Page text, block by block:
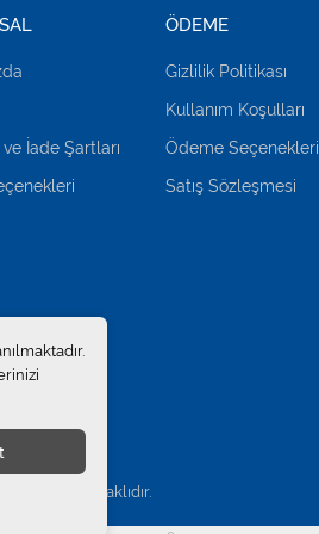
İade Şartları
ÖDEME
Gizlilik Politikası
Kullanım Koşulları
Ödeme Seçenekleri
Satış Sözleşmesi
. Tüm hakları saklıdır.